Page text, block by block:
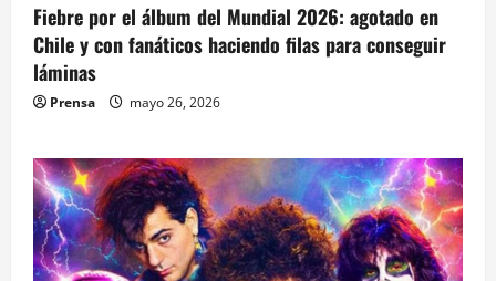
Fiebre por el álbum del Mundial 2026: agotado en
Chile y con fanáticos haciendo filas para conseguir
láminas
Prensa mayo 26, 2026